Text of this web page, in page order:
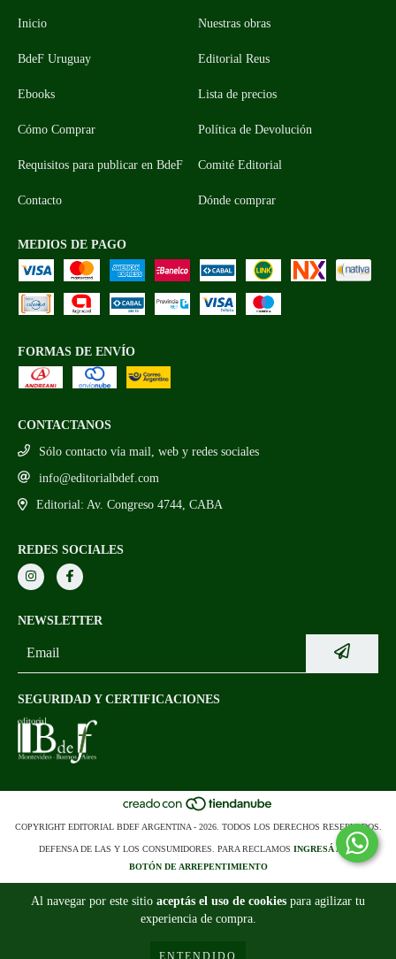
Al navegar por este sitio aceptás el uso de cookies para agilizar tu
experiencia de compra.
ENTENDIDO
Inicio Nuestras obras
BdeF Uruguay Editorial Reus
Ebooks Lista de precios
Cómo Comprar Política de Devolución
Requisitos para publicar en BdeF Comité Editorial
Contacto Dónde comprar
MEDIOS DE PAGO
FORMAS DE ENVÍO
CONTACTANOS
Sólo contacto vía mail, web y redes sociales
info@editorialbdef.com
Editorial: Av. Congreso 4744, CABA
REDES SOCIALES
NEWSLETTER
SEGURIDAD Y CERTIFICACIONES
COPYRIGHT EDITORIAL BDEF ARGENTINA - 2026. TODOS LOS DERECHOS RESERVADOS.
DEFENSA DE LAS Y LOS CONSUMIDORES. PARA RECLAMOS INGRESÁ ACÁ.
BOTÓN DE ARREPENTIMIENTO